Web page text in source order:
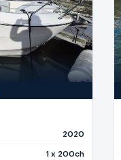
2020
1 x 200ch